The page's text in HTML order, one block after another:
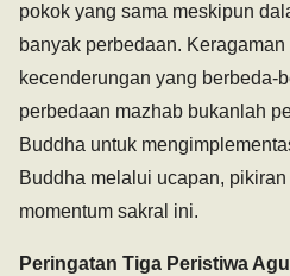
pokok yang sama meskipun
banyak perbedaan.
kecenderungan yang berbeda-
perbedaan mazhab bukanlah
Buddha untuk
Buddha melalui ucapan,
momentum sakral ini.
Peringatan Tiga Peristiwa